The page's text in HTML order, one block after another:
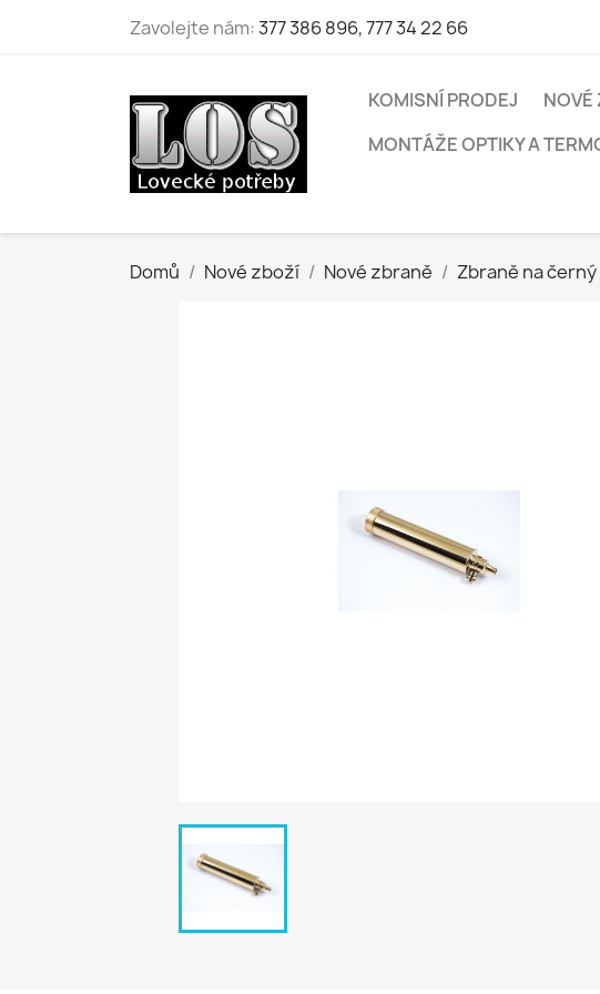
Zavolejte nám:377 386 896, 777 34 22 66
KOMISNÍ PRODEJ NOVÉ
MONTÁŽE OPTIKY A
Domů Nové zboží Nové zbraně Zbraně na